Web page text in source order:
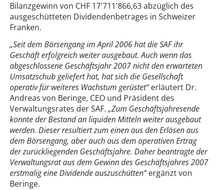
Bilanzgewinn von CHF 17'711'866,63 abzüglich des
ausgeschütteten Dividendenbetrages in Schweizer
Franken.
„Seit dem Börsengang im April 2006 hat die SAF ihr
Geschäft erfolgreich weiter ausgebaut. Auch wenn das
abgeschlossene Geschäftsjahr 2007 nicht den erwarteten
Umsatzschub geliefert hat, hat sich die Gesellschaft
operativ für weiteres Wachstum gerüstet“erläutert Dr.
Andreas von Beringe, CEO und Präsident des
Verwaltungsrates der SAF. „Zum Geschäftsjahresende
konnte der Bestand an liquiden Mitteln weiter ausgebaut
werden. Dieser resultiert zum einen aus den Erlösen aus
dem Börsengang, aber auch aus dem operativen Ertrag
der zurückliegenden Geschäftsjahre. Daher beantragte der
Verwaltungsrat aus dem Gewinn des Geschäftsjahres 2007
erstmalig eine Dividende auszuschütten“ergänzt von
Beringe.